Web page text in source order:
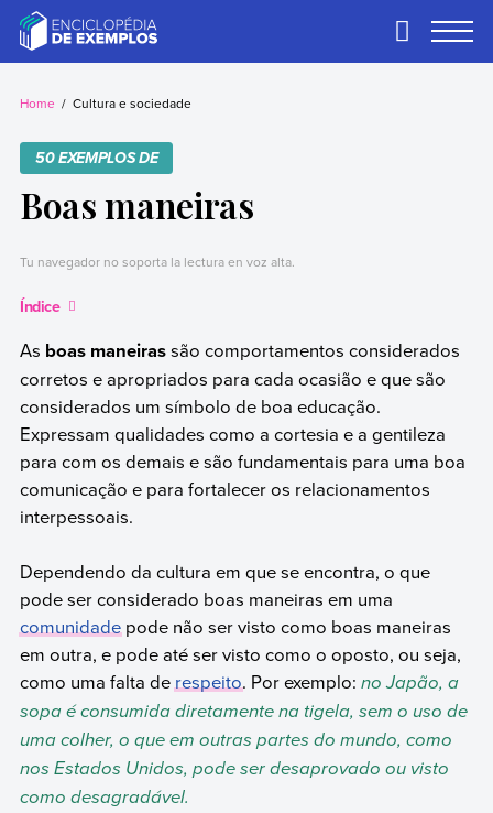
contentExemplos
Precisa de
temos.
Primary
Home Cultura e sociedade
50 EXEMPLOS DE
Boas maneiras
Tu navegador no soporta la lectura en voz alta.
Índice
As boas maneirassão comportamentos considerados
corretos e apropriados para cada ocasião e que são
considerados um símbolo de boa educação.
Expressam qualidades como a cortesia e a gentileza
para com os demais e são fundamentais para uma boa
comunicação e para fortalecer os relacionamentos
interpessoais.
Dependendo da cultura em que se encontra, o que
pode ser considerado boas maneiras em uma
comunidadepode não ser visto como boas maneiras
em outra, e pode até ser visto como o oposto, ou seja,
como uma falta derespeito. Por exemplo: no Japão, a
sopa é consumida diretamente na tigela, sem o uso de
uma colher, o que em outras partes do mundo, como
nos Estados Unidos, pode ser desaprovado ou visto
como desagradável.